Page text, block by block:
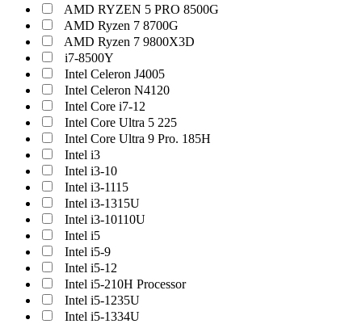
AMD RYZEN 5 PRO 8500G
AMD Ryzen 7 8700G
AMD Ryzen 7 9800X3D
i7-8500Y
Intel Celeron J4005
Intel Celeron N4120
Intel Core i7-12
Intel Core Ultra 5 225
Intel Core Ultra 9 Pro. 185H
Intel i3
Intel i3-10
Intel i3-1115
Intel i3-1315U
Intel i3-10110U
Intel i5
Intel i5-9
Intel i5-12
Intel i5-210H Processor
Intel i5-1235U
Intel i5-1334U